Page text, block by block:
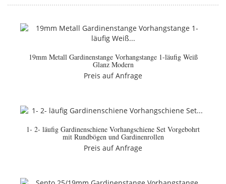
19mm Metall Gardinenstange Vorhangstange 1-läufig Weiß
Glanz Modern
Preis auf Anfrage
1- 2- läufig Gardinenschiene Vorhangschiene Set Vorgebohrt
mit Rundbögen und Gardinenrollen
Preis auf Anfrage